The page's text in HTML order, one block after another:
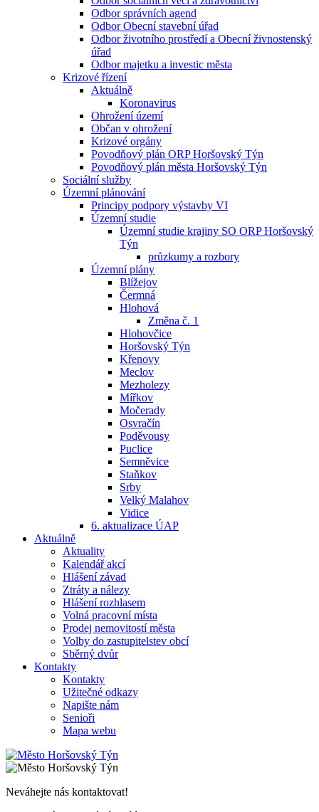
Odbor správních agend
Odbor Obecní stavební úřad
Odbor životního prostředí a Obecní živnostenský
úřad
Odbor majetku a investic města
Krizové řízení
Aktuálně
Koronavirus
Ohrožení území
Občan v ohrožení
Krizové orgány
Povodňový plán ORP Horšovský Týn
Povodňový plán města Horšovský Týn
Sociální služby
Územní plánování
Principy podpory výstavby VI
Územní studie
Územní studie krajiny SO ORP Horšovský
Týn
průzkumy a rozbory
Územní plány
Blížejov
Čermná
Hlohová
Změna č. 1
Hlohovčice
Horšovský Týn
Křenovy
Meclov
Mezholezy
Mířkov
Močerady
Osvračín
Poděvousy
Puclice
Semněvice
Staňkov
Srby
Velký Malahov
Vidice
6. aktualizace ÚAP
Aktuálně
Aktuality
Kalendář akcí
Hlášení závad
Ztráty a nálezy
Hlášení rozhlasem
Volná pracovní místa
Prodej nemovitostí města
Volby do zastupitelstev obcí
Sběrný dvůr
Kontakty
Kontakty
Užitečné odkazy
Napište nám
Senioři
Mapa webu
Neváhejte nás kontaktovat!